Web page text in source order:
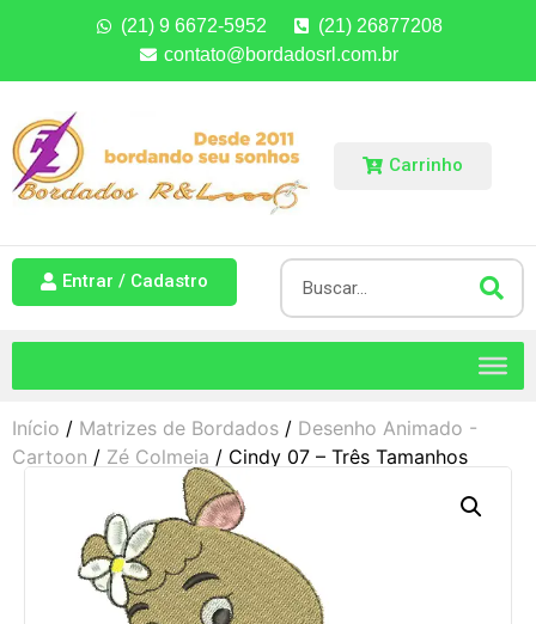
(21) 9 6672-5952
(21) 26877208
contato@bordadosrl.com.br
Carrinho
Entrar / Cadastro
Início / Matrizes de Bordados / Desenho Animado -
Cartoon / Zé Colmeia / Cindy 07 – Três Tamanhos